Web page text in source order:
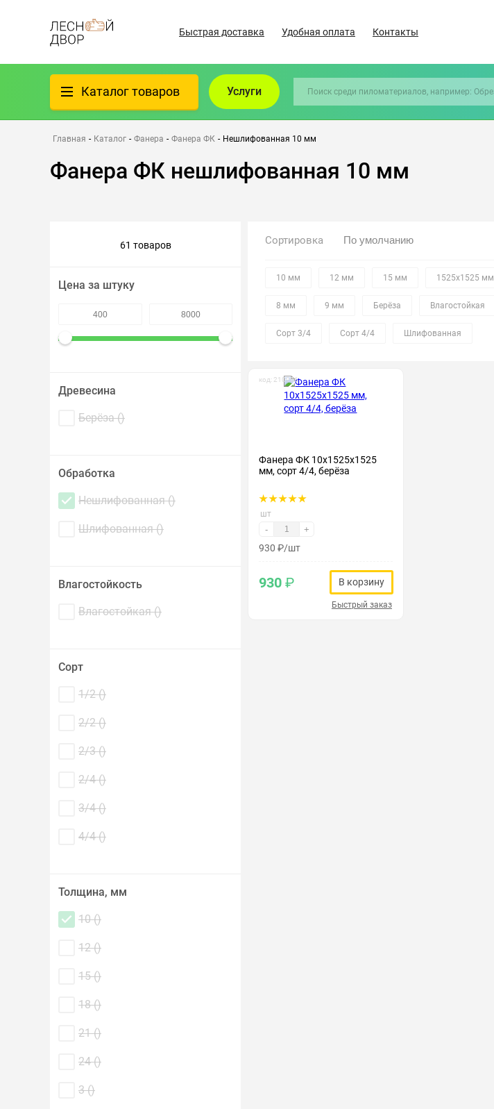
Быстрая доставка Удобная оплата Контакты
Каталог товаров
Фанера
Пиломатериалы
Всё для бани
Утеплители/Изоляция
Услуги
Главная - Каталог - Фанера - Фанера ФК - Нешлифованная 10 мм
Фанера ФК нешлифованная 10 мм
61 товаров
Цена за штуку
Древесина
Берёза ()
Обработка
Нешлифованная ()
Шлифованная ()
Влагостойкость
Влагостойкая ()
Сорт
1/2 ()
2/2 ()
2/3 ()
2/4 ()
3/4 ()
4/4 ()
Толщина, мм
10 ()
12 ()
15 ()
18 ()
21 ()
24 ()
3 ()
Сортировка
10 мм 12 мм 15 мм 1525х1525 мм
8 мм 9 мм Берёза Влагостойкая
Сорт 3/4 Сорт 4/4 Шлифованная
код: 210006
Фанера ФК 10х1525х1525
мм, сорт 4/4, берёза
шт
- +
930 ₽/шт
930 ₽ В корзину
Быстрый заказ